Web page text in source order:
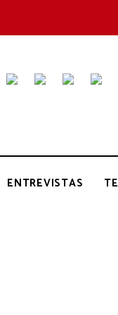
ENTREVISTAS